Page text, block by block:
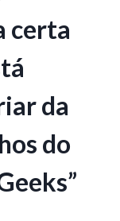
certa
da
do